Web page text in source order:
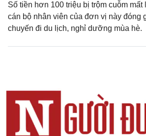
Số tiền hơn 100 triệu bị trộm cuỗm mất
cán bộ nhân viên của đơn vị này đóng
chuyến đi du lịch, nghỉ dưỡng mùa hè.